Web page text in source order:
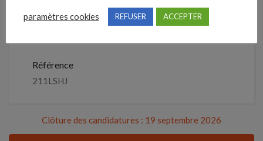
Entreprise qui propose l'emploi
Référence
211LSHJ
Clôture des candidatures : 19 septembre 2026
paramètres cookies REFUSER ACCEPTER